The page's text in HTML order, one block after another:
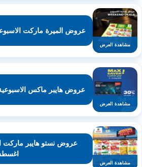
مشاهدة العرض
عروض الميرة ماركت الاسبوعية من 6
مشاهدة العرض
عروض هايبر ماكس الاسبوعية من 6 حتى
مشاهدة العرض